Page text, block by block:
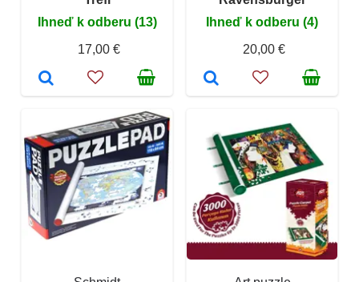
Ihneď k odberu (13)
17,00 €
Ihneď k odberu (4)
20,00 €